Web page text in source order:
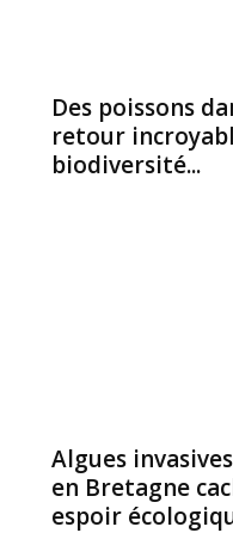
Des poissons
retour
biodiversité...
Algues
en Bretagne
espoir